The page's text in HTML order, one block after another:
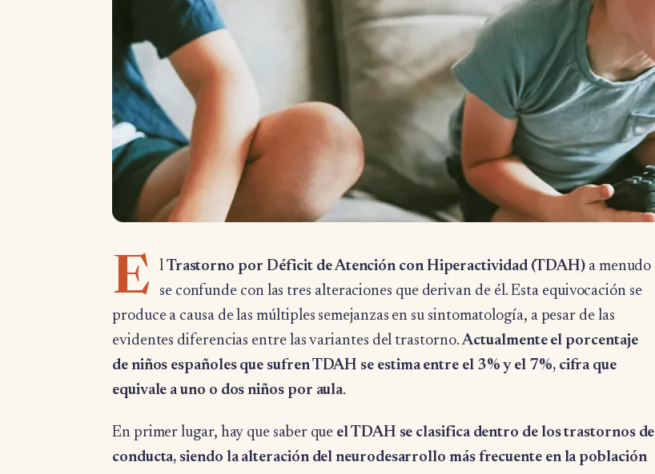
E l Trastorno por Déficit de Atención con Hiperactividad (TDAH) a menudo
se confunde con las tres alteraciones que derivan de él. Esta equivocación se
produce a causa de las múltiples semejanzas en su sintomatología, a pesar de las
evidentes diferencias entre las variantes del trastorno.Actualmente el porcentaje
de niños españoles que sufren TDAH se estima entre el 3% y el 7%, cifra que
equivale a uno o dos niños por aula.
En primer lugar, hay que saber que el TDAH se clasifica dentro de los trastornos de
conducta, siendo la alteración del neurodesarrollo más frecuente en la población